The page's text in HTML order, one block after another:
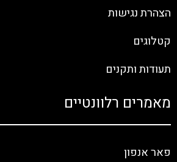
הצהרת נגישות
קטלוגים
תעודות ותקנים
מאמרים רלוונטיים
פאר אנפון